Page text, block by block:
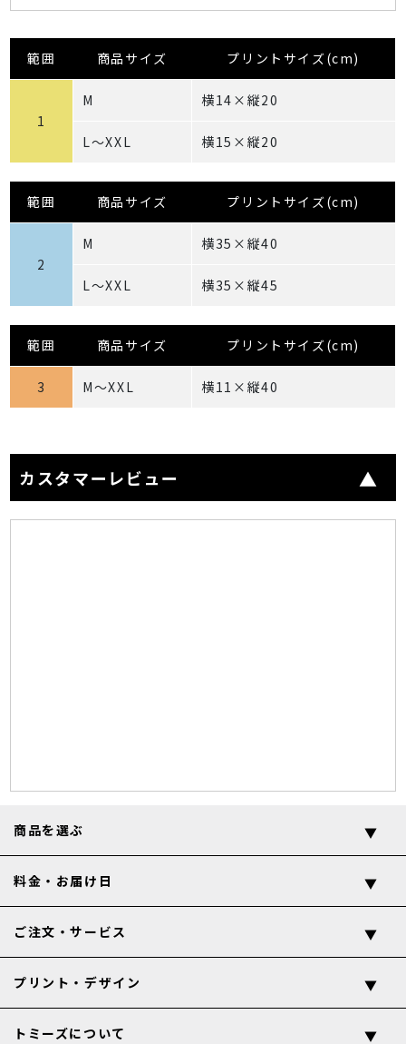
範囲 商品サイズ プリントサイズ(cm)
1
M 横14×縦20
L～XXL 横15×縦20
範囲 商品サイズ プリントサイズ(cm)
2
M 横35×縦40
L～XXL 横35×縦45
範囲 商品サイズ プリントサイズ(cm)
3 M～XXL 横11×縦40
カスタマーレビュー
商品を選ぶ
料金・お届け日
ご注文・サービス
プリント・デザイン
トミーズについて